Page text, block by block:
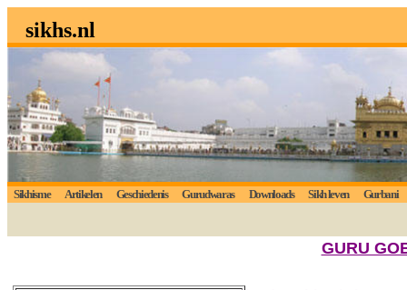
sikhs.nl
Sikhisme Artikelen Geschiedenis Gurudwaras Downloads Sikh leven Gurbani
GURU